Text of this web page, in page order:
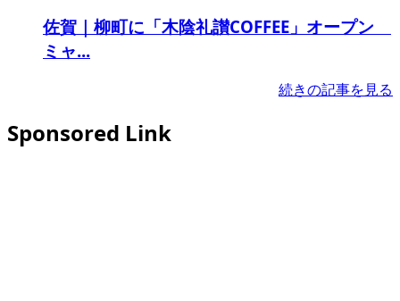
佐賀｜柳町に「木陰礼讃COFFEE」オープン
ミャ...
続きの記事を見る
Sponsored Link